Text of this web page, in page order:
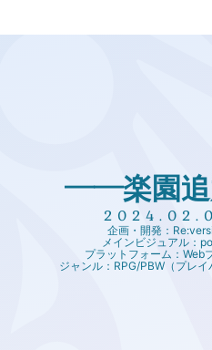
――楽園追
企画・開発：
メインビジュアル：
プラットフォーム：Web
ジャンル：RPG/PBW（プレイ